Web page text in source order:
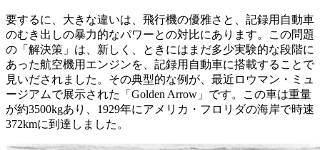
要するに、大きな違いは、飛行機の優雅さと、記録用自動車
のむき出しの暴力的なパワーとの対比にあります。この問題
の「解決策」は、新しく、ときにはまだ多少実験的な段階に
あった航空機用エンジンを、記録用自動車に搭載することで
見いだされました。その典型的な例が、最近ロウマン・ミュ
ージアムで展示された「Golden Arrow」です。この車は重量
が約3500kgあり、1929年にアメリカ・フロリダの海岸で時速
372kmに到達しました。